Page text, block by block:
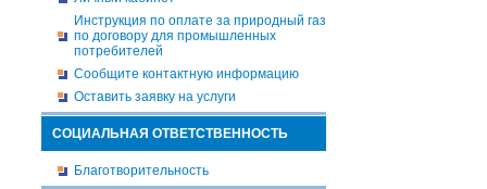
Инструкция по оплате за природный газ
по договору для промышленных
потребителей
Сообщите контактную информацию
Оставить заявку на услуги
СОЦИАЛЬНАЯ ОТВЕТСТВЕННОСТЬ
Благотворительность